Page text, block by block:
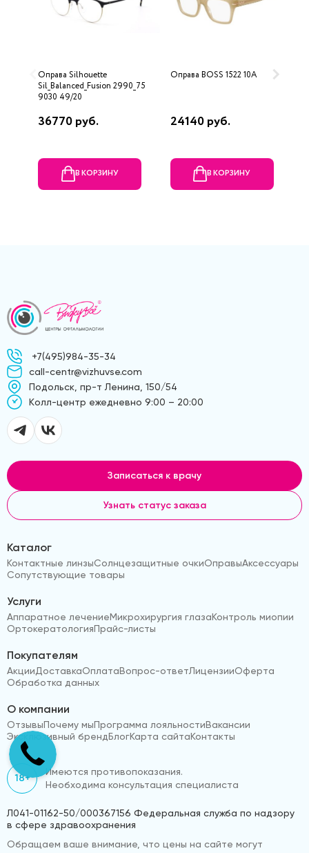
Оправа Silhouette
Sil_Balanced_Fusion 2990_75
9030 49/20
36770 руб.
В КОРЗИНУ
Оправа BOSS 1522 10A
24140 руб.
В КОРЗИНУ
+7(495)984-35-34
call-centr@vizhuvse.com
Подольск, пр-т Ленина, 150/54
Kолл-центр ежедневно 9:00 – 20:00
Записаться к врачу
Узнать статус заказа
Каталог
Контактные линзыСолнцезащитные очкиОправыАксессуары
Сопутствующие товары
Услуги
Аппаратное лечениеМикрохирургия глазаКонтроль миопии
ОртокератологияПрайс-листы
Покупателям
АкцииДоставкаОплатаВопрос-ответЛицензииОферта
Обработка данных
О компании
ОтзывыПочему мыПрограмма лояльностиВакансии
Эксклюзивный брендБлогКарта сайтаКонтакты
18+
Имеются противопоказания.
Необходима консультация специалиста
Л041-01162-50/000367156 Федеральная служба по надзору
в сфере здравоохранения
Обращаем ваше внимание, что цены на сайте могут